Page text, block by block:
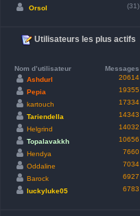
Orsol
(31)
Utilisateurs les plus actifs
Nom d’utilisateur
Messages
Ashdurl
20614
Pepia
19355
kartouch
17334
Tariendella
14343
Helgrind
14032
Topalavakkh
10656
Hendya
7660
Oddaline
7034
Barock
6927
luckyluke05
6783